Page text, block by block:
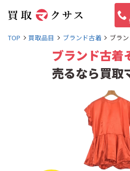
TOP 買取品目 ブランド古着 ブラ
ブランド古着
売るなら買取